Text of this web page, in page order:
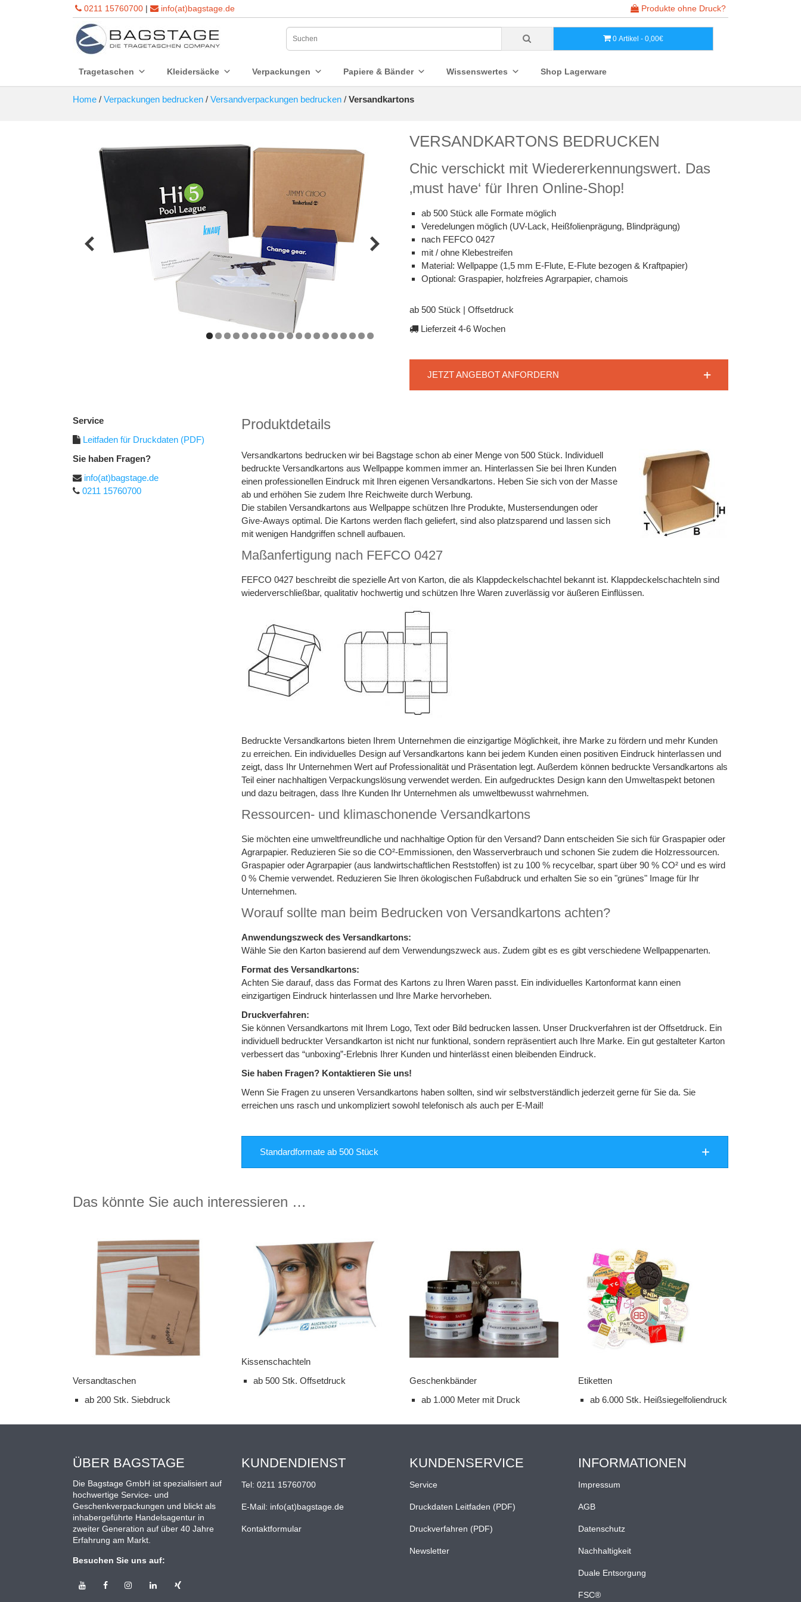
0211 15760700 | info(at)bagstage.de Produkte ohne Druck?
0 Artikel - 0,00€
Tragetaschen Kleidersäcke Verpackungen Papiere & Bänder Wissenswertes Shop Lagerware
Home / Verpackungen bedrucken / Versandverpackungen bedrucken / Versandkartons
VERSANDKARTONS BEDRUCKEN
Chic verschickt mit Wiedererkennungswert. Das
‚must have‘ für Ihren Online-Shop!
ab 500 Stück alle Formate möglich
Veredelungen möglich (UV-Lack, Heißfolienprägung, Blindprägung)
nach FEFCO 0427
mit / ohne Klebestreifen
Material: Wellpappe (1,5 mm E-Flute, E-Flute bezogen & Kraftpapier)
Optional: Graspapier, holzfreies Agrarpapier, chamois
ab 500 Stück | Offsetdruck
Lieferzeit 4-6 Wochen
JETZT ANGEBOT ANFORDERN
Service
Leitfaden für Druckdaten (PDF)
Sie haben Fragen?
info(at)bagstage.de
0211 15760700
Produktdetails
Versandkartons bedrucken wir bei Bagstage schon ab einer Menge von 500 Stück. Individuell
bedruckte Versandkartons aus Wellpappe kommen immer an. Hinterlassen Sie bei Ihren Kunden
einen professionellen Eindruck mit Ihren eigenen Versandkartons. Heben Sie sich von der Masse
ab und erhöhen Sie zudem Ihre Reichweite durch Werbung.
Die stabilen Versandkartons aus Wellpappe schützen Ihre Produkte, Mustersendungen oder
Give-Aways optimal. Die Kartons werden flach geliefert, sind also platzsparend und lassen sich
mit wenigen Handgriffen schnell aufbauen.
Maßanfertigung nach FEFCO 0427
FEFCO 0427 beschreibt die spezielle Art von Karton, die als Klappdeckelschachtel bekannt ist. Klappdeckelschachteln sind
wiederverschließbar, qualitativ hochwertig und schützen Ihre Waren zuverlässig vor äußeren Einflüssen.
Bedruckte Versandkartons bieten Ihrem Unternehmen die einzigartige Möglichkeit, ihre Marke zu fördern und mehr Kunden
zu erreichen. Ein individuelles Design auf Versandkartons kann bei jedem Kunden einen positiven Eindruck hinterlassen und
zeigt, dass Ihr Unternehmen Wert auf Professionalität und Präsentation legt. Außerdem können bedruckte Versandkartons als
Teil einer nachhaltigen Verpackungslösung verwendet werden. Ein aufgedrucktes Design kann den Umweltaspekt betonen
und dazu beitragen, dass Ihre Kunden Ihr Unternehmen als umweltbewusst wahrnehmen.
Ressourcen- und klimaschonende Versandkartons
Sie möchten eine umweltfreundliche und nachhaltige Option für den Versand? Dann entscheiden Sie sich für Graspapier oder
Agrarpapier. Reduzieren Sie so die CO²-Emmissionen, den Wasserverbrauch und schonen Sie zudem die Holzressourcen.
Graspapier oder Agrarpapier (aus landwirtschaftlichen Reststoffen) ist zu 100 % recycelbar, spart über 90 % CO² und es wird
0 % Chemie verwendet. Reduzieren Sie Ihren ökologischen Fußabdruck und erhalten Sie so ein "grünes" Image für Ihr
Unternehmen.
Worauf sollte man beim Bedrucken von Versandkartons achten?
Anwendungszweck des Versandkartons:
Wähle Sie den Karton basierend auf dem Verwendungszweck aus. Zudem gibt es es gibt verschiedene Wellpappenarten.
Format des Versandkartons:
Achten Sie darauf, dass das Format des Kartons zu Ihren Waren passt. Ein individuelles Kartonformat kann einen
einzigartigen Eindruck hinterlassen und Ihre Marke hervorheben.
Druckverfahren:
Sie können Versandkartons mit Ihrem Logo, Text oder Bild bedrucken lassen. Unser Druckverfahren ist der Offsetdruck. Ein
individuell bedruckter Versandkarton ist nicht nur funktional, sondern repräsentiert auch Ihre Marke. Ein gut gestalteter Karton
verbessert das “unboxing”-Erlebnis Ihrer Kunden und hinterlässt einen bleibenden Eindruck.
Sie haben Fragen? Kontaktieren Sie uns!
Wenn Sie Fragen zu unseren Versandkartons haben sollten, sind wir selbstverständlich jederzeit gerne für Sie da. Sie
erreichen uns rasch und unkompliziert sowohl telefonisch als auch per E-Mail!
Standardformate ab 500 Stück
Das könnte Sie auch interessieren …
Versandtaschen
ab 200 Stk. Siebdruck
Kissenschachteln
ab 500 Stk. Offsetdruck
Geschenkbänder
ab 1.000 Meter mit Druck
Etiketten
ab 6.000 Stk. Heißsiegelfoliendruck
ÜBER BAGSTAGE
Die Bagstage GmbH ist spezialisiert auf
hochwertige Service- und
Geschenkverpackungen und blickt als
inhabergeführte Handelsagentur in
zweiter Generation auf über 40 Jahre
Erfahrung am Markt.
Besuchen Sie uns auf:
KUNDENDIENST
Tel: 0211 15760700
E-Mail: info(at)bagstage.de
Kontaktformular
KUNDENSERVICE
Service
Druckdaten Leitfaden (PDF)
Druckverfahren (PDF)
Newsletter
INFORMATIONEN
Impressum
AGB
Datenschutz
Nachhaltigkeit
Duale Entsorgung
FSC®